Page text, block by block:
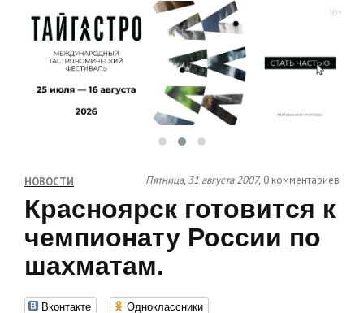
НОВОСТИ Пятница, 31 августа 2007, 0 комментариев
Красноярск готовится к
чемпионату России по
шахматам.
Вконтакте Одноклассники